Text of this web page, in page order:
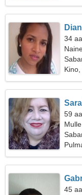
34
59
45